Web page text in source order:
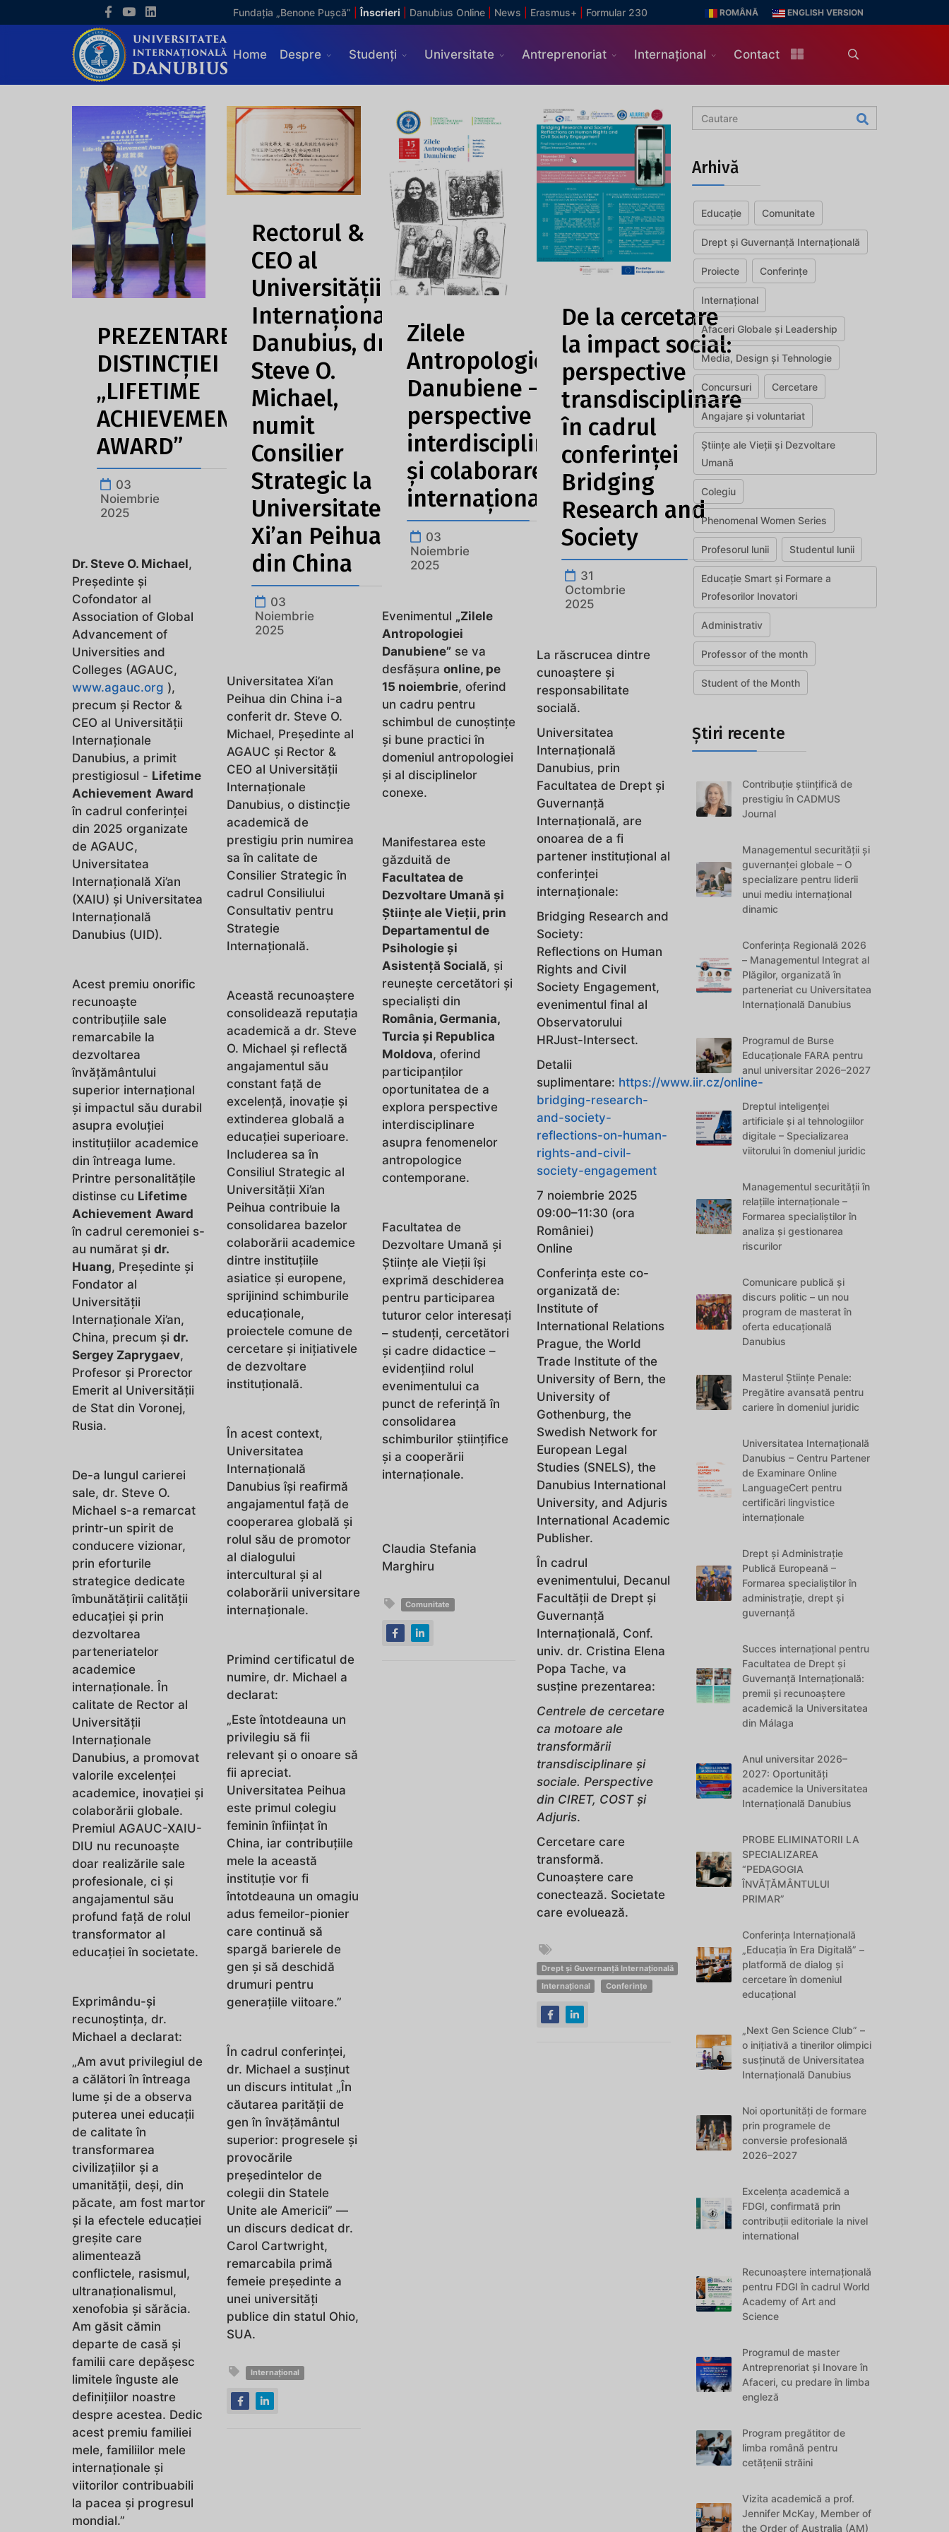
Fundația „Benone Pușcă” Înscrieri Danubius Online News Erasmus+ Formular 230 ROMÂNĂ ENGLISH VERSION
Home Despre Studenți Universitate Antreprenoriat Internațional Contact
PREZENTAREA
DISTINCȚIEI
„LIFETIME
ACHIEVEMENT
AWARD”
03
Noiembrie
2025
Dr. Steve O. Michael,
Președinte și
Cofondator al
Association of Global
Advancement of
Universities and
Colleges (AGAUC,
www.agauc.org ),
precum și Rector &
CEO al Universității
Internaționale
Danubius, a primit
prestigiosul - Lifetime
Achievement Award
în cadrul conferinței
din 2025 organizate
de AGAUC,
Universitatea
Internațională Xi’an
(XAIU) și Universitatea
Internațională
Danubius (UID).
Acest premiu onorific
recunoaște
contribuțiile sale
remarcabile la
dezvoltarea
învățământului
superior internațional
și impactul său durabil
asupra evoluției
instituțiilor academice
din întreaga lume.
Printre personalitățile
distinse cu Lifetime
Achievement Award
în cadrul ceremoniei s-
au numărat și dr.
Huang, Președinte și
Fondator al
Universității
Internaționale Xi’an,
China, precum și dr.
Sergey Zaprygaev,
Profesor și Prorector
Emerit al Universității
de Stat din Voronej,
Rusia.
De-a lungul carierei
sale, dr. Steve O.
Michael s-a remarcat
printr-un spirit de
conducere vizionar,
prin eforturile
strategice dedicate
îmbunătățirii calității
educației și prin
dezvoltarea
parteneriatelor
academice
internaționale. În
calitate de Rector al
Universității
Internaționale
Danubius, a promovat
valorile excelenței
academice, inovației și
colaborării globale.
Premiul AGAUC-XAIU-
DIU nu recunoaște
doar realizările sale
profesionale, ci și
angajamentul său
profund față de rolul
transformator al
educației în societate.
Exprimându-și
recunoștința, dr.
Michael a declarat:
„Am avut privilegiul de
a călători în întreaga
lume și de a observa
puterea unei educații
de calitate în
transformarea
civilizațiilor și a
umanității, deși, din
păcate, am fost martor
și la efectele educației
greșite care
alimentează
conflictele, rasismul,
ultranaționalismul,
xenofobia și sărăcia.
Am găsit cămin
departe de casă și
familii care depășesc
limitele înguste ale
definițiilor noastre
despre acestea. Dedic
acest premiu familiei
mele, familiilor mele
internaționale și
viitorilor contribuabili
la pacea și progresul
mondial.”
Rectorul &
CEO al
Universității
Internaționale
Danubius, dr.
Steve O.
Michael,
numit
Consilier
Strategic la
Universitatea
Xi’an Peihua
din China
03
Noiembrie
2025
Universitatea Xi’an
Peihua din China i-a
conferit dr. Steve O.
Michael, Președinte al
AGAUC și Rector &
CEO al Universității
Internaționale
Danubius, o distincție
academică de
prestigiu prin numirea
sa în calitate de
Consilier Strategic în
cadrul Consiliului
Consultativ pentru
Strategie
Internațională.
Această recunoaștere
consolidează reputația
academică a dr. Steve
O. Michael și reflectă
angajamentul său
constant față de
excelență, inovație și
extinderea globală a
educației superioare.
Includerea sa în
Consiliul Strategic al
Universității Xi’an
Peihua contribuie la
consolidarea bazelor
colaborării academice
dintre instituțiile
asiatice și europene,
sprijinind schimburile
educaționale,
proiectele comune de
cercetare și inițiativele
de dezvoltare
instituțională.
În acest context,
Universitatea
Internațională
Danubius își reafirmă
angajamentul față de
cooperarea globală și
rolul său de promotor
al dialogului
intercultural și al
colaborării universitare
internaționale.
Primind certificatul de
numire, dr. Michael a
declarat:
„Este întotdeauna un
privilegiu să fii
relevant și o onoare să
fii apreciat.
Universitatea Peihua
este primul colegiu
feminin înființat în
China, iar contribuțiile
mele la această
instituție vor fi
întotdeauna un omagiu
adus femeilor-pionier
care continuă să
spargă barierele de
gen și să deschidă
drumuri pentru
generațiile viitoare.”
În cadrul conferinței,
dr. Michael a susținut
un discurs intitulat „În
căutarea parității de
gen în învățământul
superior: progresele și
provocările
președintelor de
colegii din Statele
Unite ale Americii” —
un discurs dedicat dr.
Carol Cartwright,
remarcabila primă
femeie președinte a
unei universități
publice din statul Ohio,
SUA.
Internațional
Zilele
Antropologiei
Danubiene –
perspective
interdisciplinare
și colaborare
internațională
03
Noiembrie
2025
Evenimentul „Zilele
Antropologiei
Danubiene”se va
desfășura online, pe
15 noiembrie, oferind
un cadru pentru
schimbul de cunoștințe
și bune practici în
domeniul antropologiei
și al disciplinelor
conexe.
Manifestarea este
găzduită de
Facultatea de
Dezvoltare Umană și
Științe ale Vieții, prin
Departamentul de
Psihologie și
Asistență Socială, și
reunește cercetători și
specialiști din
România, Germania,
Turcia și Republica
Moldova, oferind
participanților
oportunitatea de a
explora perspective
interdisciplinare
asupra fenomenelor
antropologice
contemporane.
Facultatea de
Dezvoltare Umană și
Științe ale Vieții își
exprimă deschiderea
pentru participarea
tuturor celor interesați
– studenți, cercetători
și cadre didactice –
evidențiind rolul
evenimentului ca
punct de referință în
consolidarea
schimburilor științifice
și a cooperării
internaționale.
Claudia Stefania
Marghiru
Comunitate
De la cercetare
la impact social:
perspective
transdisciplinare
în cadrul
conferinței
Bridging
Research and
Society
31
Octombrie
2025
La răscrucea dintre
cunoaștere și
responsabilitate
socială.
Universitatea
Internațională
Danubius, prin
Facultatea de Drept și
Guvernanță
Internațională, are
onoarea de a fi
partener instituțional al
conferinței
internaționale:
Bridging Research and
Society:
Reflections on Human
Rights and Civil
Society Engagement,
evenimentul final al
Observatorului
HRJust-Intersect.
Detalii
suplimentare: https://www.iir.cz/online-
bridging-research-
and-society-
reflections-on-human-
rights-and-civil-
society-engagement
7 noiembrie 2025
09:00–11:30 (ora
României)
Online
Conferința este co-
organizată de:
Institute of
International Relations
Prague, the World
Trade Institute of the
University of Bern, the
University of
Gothenburg, the
Swedish Network for
European Legal
Studies (SNELS), the
Danubius International
University, and Adjuris
International Academic
Publisher.
În cadrul
evenimentului, Decanul
Facultății de Drept și
Guvernanță
Internațională, Conf.
univ. dr. Cristina Elena
Popa Tache, va
susține prezentarea:
Centrele de cercetare
ca motoare ale
transformării
transdisciplinare și
sociale. Perspective
din CIRET, COST și
Adjuris.
Cercetare care
transformă.
Cunoaștere care
conectează. Societate
care evoluează.
Drept și Guvernanță Internațională
Internațional
Conferințe
Arhivă
Educație Comunitate
Drept și Guvernanță Internațională
Proiecte Conferințe
Internațional
Afaceri Globale și Leadership
Media, Design și Tehnologie
Concursuri Cercetare
Angajare și voluntariat
Științe ale Vieții și Dezvoltare
Umană
Colegiu
Phenomenal Women Series
Profesorul lunii Studentul lunii
Educație Smart și Formare a
Profesorilor Inovatori
Administrativ
Professor of the month
Student of the Month
Știri recente
Contribuție științifică de
prestigiu în CADMUS
Journal
Managementul securității și
guvernanței globale – O
specializare pentru liderii
unui mediu internațional
dinamic
Conferința Regională 2026
– Managementul Integrat al
Plăgilor, organizată în
parteneriat cu Universitatea
Internațională Danubius
Programul de Burse
Educaționale FARA pentru
anul universitar 2026–2027
Dreptul inteligenței
artificiale și al tehnologiilor
digitale – Specializarea
viitorului în domeniul juridic
Managementul securității în
relațiile internaționale –
Formarea specialiștilor în
analiza și gestionarea
riscurilor
Comunicare publică și
discurs politic – un nou
program de masterat în
oferta educațională
Danubius
Masterul Științe Penale:
Pregătire avansată pentru
cariere în domeniul juridic
Universitatea Internațională
Danubius – Centru Partener
de Examinare Online
LanguageCert pentru
certificări lingvistice
internaționale
Drept și Administrație
Publică Europeană –
Formarea specialiștilor în
administrație, drept și
guvernanță
Succes internațional pentru
Facultatea de Drept și
Guvernanță Internațională:
premii și recunoaștere
academică la Universitatea
din Málaga
Anul universitar 2026–
2027: Oportunități
academice la Universitatea
Internațională Danubius
PROBE ELIMINATORII LA
SPECIALIZAREA
“PEDAGOGIA
ÎNVĂȚĂMÂNTULUI
PRIMAR”
Conferința Internațională
„Educația în Era Digitală” –
platformă de dialog și
cercetare în domeniul
educațional
„Next Gen Science Club” –
o inițiativă a tinerilor olimpici
susținută de Universitatea
Internațională Danubius
Noi oportunități de formare
prin programele de
conversie profesională
2026–2027
Excelența academică a
FDGI, confirmată prin
contribuții editoriale la nivel
international
Recunoaștere internațională
pentru FDGI în cadrul World
Academy of Art and
Science
Programul de master
Antreprenoriat și Inovare în
Afaceri, cu predare în limba
engleză
Program pregătitor de
limba română pentru
cetățenii străini
Vizita academică a prof.
Jennifer McKay, Member of
the Order of Australia (AM)